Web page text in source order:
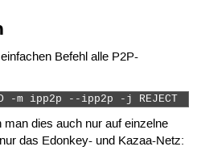
Befehl alle P2P-
-m ipp2p --ipp2p -j REJECT
dies auch nur auf einzelne
das Edonkey- und Kazaa-Netz: